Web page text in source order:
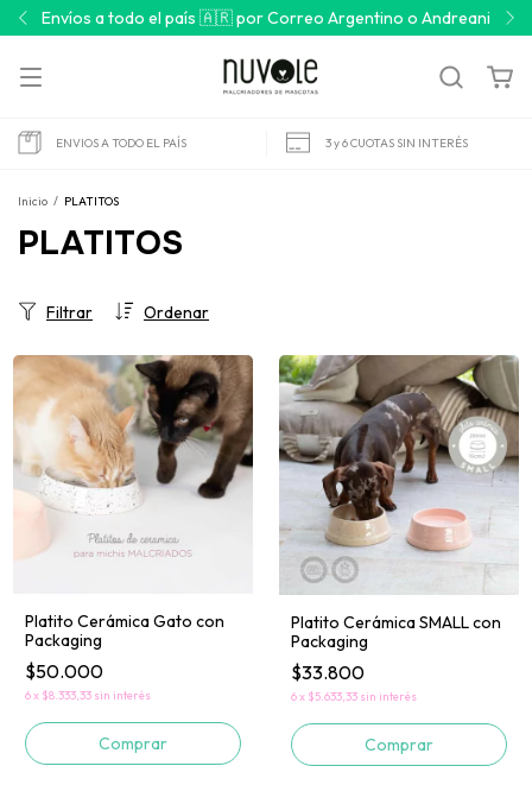
Envíos a todo el país 🇦🇷 por Correo Argentino o Andreani
ENVIOS A TODO EL PAÍS 3 y 6 CUOTAS SIN INTERÉS
Inicio / PLATITOS
PLATITOS
Ordenar
Filtrar
Platito Cerámica Gato con
Packaging
$50.000
6x $8.333,33 sin interés
Comprar
Platito Cerámica SMALL con
Packaging
$33.800
6x $5.633,33 sin interés
Comprar